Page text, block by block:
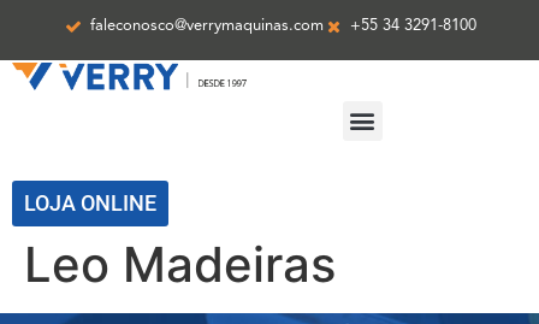
faleconosco@verrymaquinas.com +55 34 3291-8100
LOJA ONLINE
Leo Madeiras